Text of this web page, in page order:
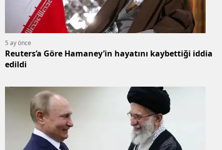
5 ay önce
Reuters’a Göre Hamaney’in hayatını kaybettiği iddia
edildi